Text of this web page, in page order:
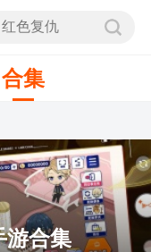
合集
游合集